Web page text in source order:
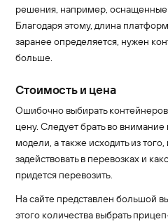
решения, например,
Благодаря этому, длина
заранее определяется, нужен
больше.
Стоимость и цена
Ошибочно выбирать
цену. Следует брать во
модели, а также исходить из того,
задействовать в перевозках и
придется перевозить.
На сайте представлен большой
этого количества выбрать